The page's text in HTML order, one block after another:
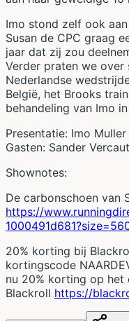
Imo stond zelf ook
Susan de CPC graag
jaar dat zij zou
Verder praten we over
Nederlandse
België, het Brooks
behandeling van Imo
Presentatie: Imo
Gasten: Sander
Shownotes:
De carbonschoen van
https://
20% korting bij
kortingscode
nu 20% korting op
Blackroll https://